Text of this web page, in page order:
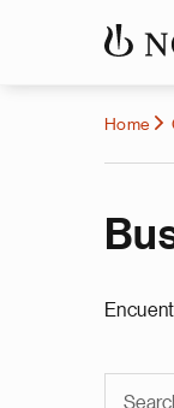
Home